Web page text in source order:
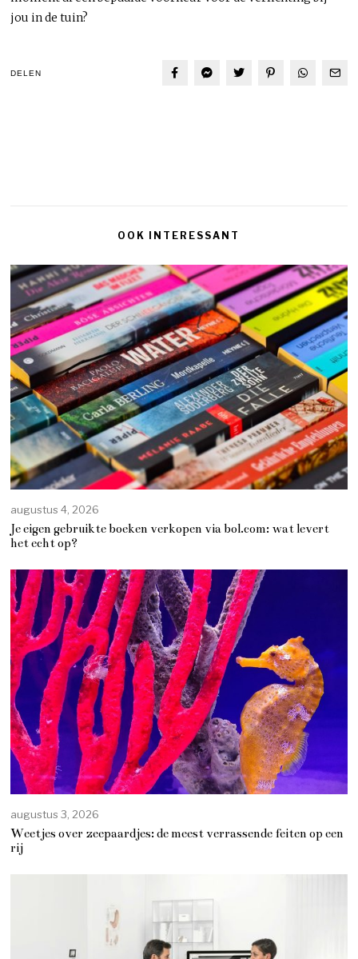
jou in de tuin?
DELEN
OOK INTERESSANT
augustus 4, 2026
Je eigen gebruikte boeken verkopen via bol.com: wat levert
het echt op?
augustus 3, 2026
Weetjes over zeepaardjes: de meest verrassende feiten op een
rij